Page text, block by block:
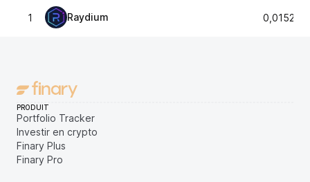
1 Raydium
PRODUIT
Portfolio Tracker
Investir en crypto
Finary Plus
Finary Pro